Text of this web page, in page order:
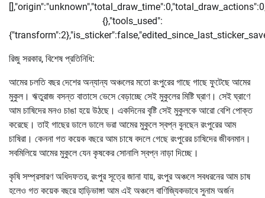
{},"tools_used":
রিজু সরকার, বিশেষ প্রতিনিধি:
আমের চলতি বছর দেশের অন্যান্য অঞ্চলের মতো রংপুরের গাছে গাছে ফুটেছে আমের
মুকুল। ঋতুরাজ বসন্ত বাতাসে ভেসে বেড়াচ্ছে সেই মুকুলের মিষ্টি ঘ্রাণ। সেই ঘ্রাণে
আম চাষিদের মনও চাঙা হয়ে উঠছে। একদিনের বৃষ্টি সেই মুকুলকে আরো বেশি পোক্ত
করেছে। তাই গাছের ডালে ডালে ভরা আমের মুকুলে স্বপ্ন বুনছেন রংপুরের আম
চাষিরা। কেননা গত কয়েক বছরে আম চাষে বদলে গেছে রংপুরের চাষিদের জীবনমান।
সবমিলিয়ে আমের মুকুলে যেন কৃষকের সোনালি স্বপ্ন নাড়া দিচ্ছে।
কৃষি সম্প্রসারণ অধিদফতর, রংপুর সূত্রে জানা যায়, রংপুর অঞ্চলে সবধরনের আম চাষ
হলেও গত কয়েক বছরে হাড়িভাঙ্গা আম এই অঞ্চলে বাণিজ্যিকভাবে সুনাম অর্জন